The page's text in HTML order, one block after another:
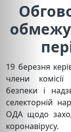
19 березня
члени комісії
безпеки і
селекторній
ОДА щодо
коронавірусу.